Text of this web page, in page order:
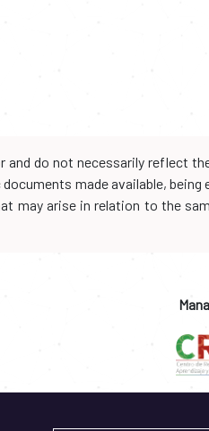
and do not necessarily reflect
made available, being
may arise in relation to the